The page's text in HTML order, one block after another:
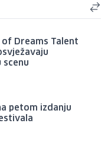
Dreams Talent
scenu
petom izdanju